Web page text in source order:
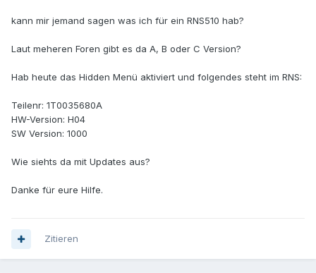
kann mir jemand sagen was ich für ein RNS510 hab?
Laut meheren Foren gibt es da A, B oder C Version?
Hab heute das Hidden Menü aktiviert und folgendes steht im RNS:
Teilenr: 1T0035680A
HW-Version: H04
SW Version: 1000
Wie siehts da mit Updates aus?
Danke für eure Hilfe.
Zitieren